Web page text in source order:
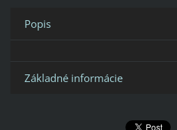
Popis
Základné informácie